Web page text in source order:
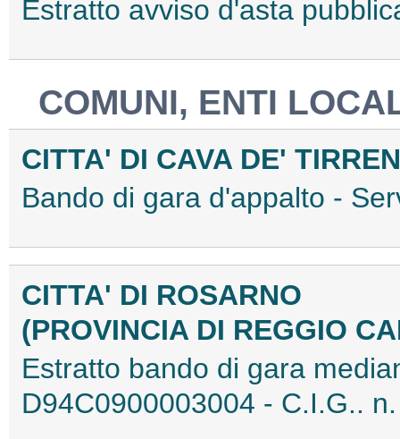
Estratto avviso d'asta
COMUNI, ENTI
CITTA' DI CAVA DE'
Bando di gara d'appalto -
CITTA' DI ROSARNO
(PROVINCIA DI REGGIO
Estratto bando di gara
D94C0900003004 - C.I.G..